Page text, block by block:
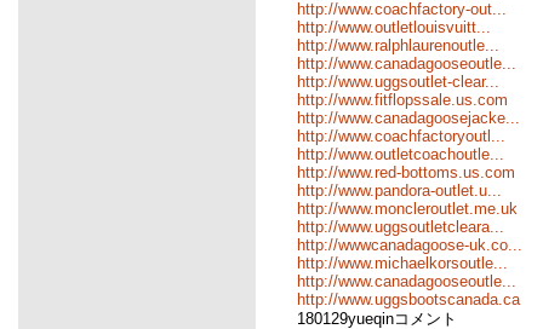
http://www.coachfactory-out...
http://www.outletlouisvuitt...
http://www.ralphlaurenoutle...
http://www.canadagooseoutle...
http://www.uggsoutlet-clear...
http://www.fitflopssale.us.com
http://www.canadagoosejacke...
http://www.coachfactoryoutl...
http://www.outletcoachoutle...
http://www.red-bottoms.us.com
http://www.pandora-outlet.u...
http://www.moncleroutlet.me.uk
http://www.uggsoutletcleara...
http://wwwcanadagoose-uk.co...
http://www.michaelkorsoutle...
http://www.canadagooseoutle...
http://www.uggsbootscanada.ca
180129yueqinコメント